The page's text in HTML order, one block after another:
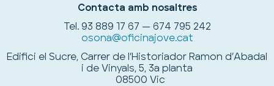
Contacta amb nosaltres
Tel. 93 889 17 67 — 674 795 242
osona@oficinajove.cat
Edifici el Sucre, Carrer de l’Historiador Ramon d’Abadal
i de Vinyals, 5, 3a planta
08500 Vic